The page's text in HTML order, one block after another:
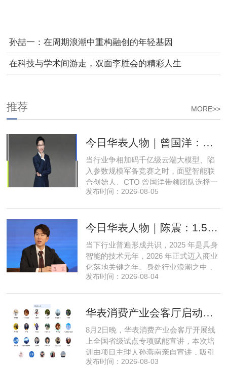
孙喆一：在周期浪潮中重构融创的年轻基因
在科技与学术间游走，双面李胜会的精彩人生
MORE>>
推荐
当行业争相加码千亿级云端大模型、陷
入参数规模军备竞赛之时，面壁智能联
合创始人、CTO 曾国洋带领团队选择一
条小众赛道：深耕端侧轻量化大模型，
的技术深耕与严谨的工程思维，走出国
布局中，自然流畅的全模态
发布时间：2026-08-05
当下行业普遍形成共识，2025 年是具身
智能的技术元年，2026 年正式迈入商业
化落地关键之年。身处行业浪潮之中，
享刻智能创始人、CEO 陈震表示，当前
长久，这也是享刻智能自创立之初便坚
创始人、CEO 陈震纵观当前具
发布时间：2026-08-04
8月2日晚，华表消费产业会客厅开展线
上全国省级试点专项赋能宣讲，本次培
训由项目主理人孙燕南亲自宣讲，吸引
了来自贵州、河北、北京、天津、常
发布时间：2026-08-03